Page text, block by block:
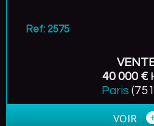
Ref: 2575
40 000 €
Paris
VOIR